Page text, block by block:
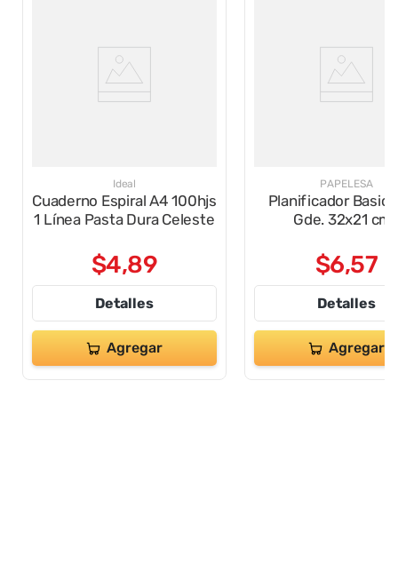
Ideal
Cuaderno Espiral A4 100hjs
1 Línea Pasta Dura Celeste
$4,89
Detalles
Agregar
PAPELESA
Planificador Basic
Gde. 32x21
$6,57
Detalles
Agregar